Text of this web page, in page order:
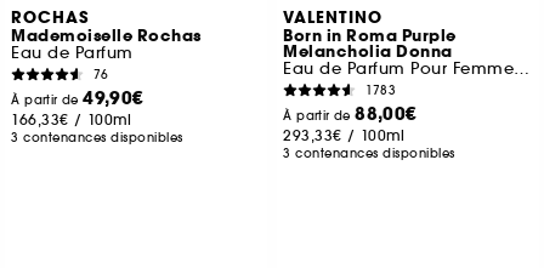
ROCHAS
Mademoiselle Rochas
Eau de Parfum
76
À partir de49,90€
166,33€ / 100ml
3 contenances disponibles
VALENTINO
Born in Roma Purple
Melancholia Donna
Eau de Parfum Pour Femme Chyprée Fruitée
1783
À partir de88,00€
293,33€ / 100ml
3 contenances disponibles